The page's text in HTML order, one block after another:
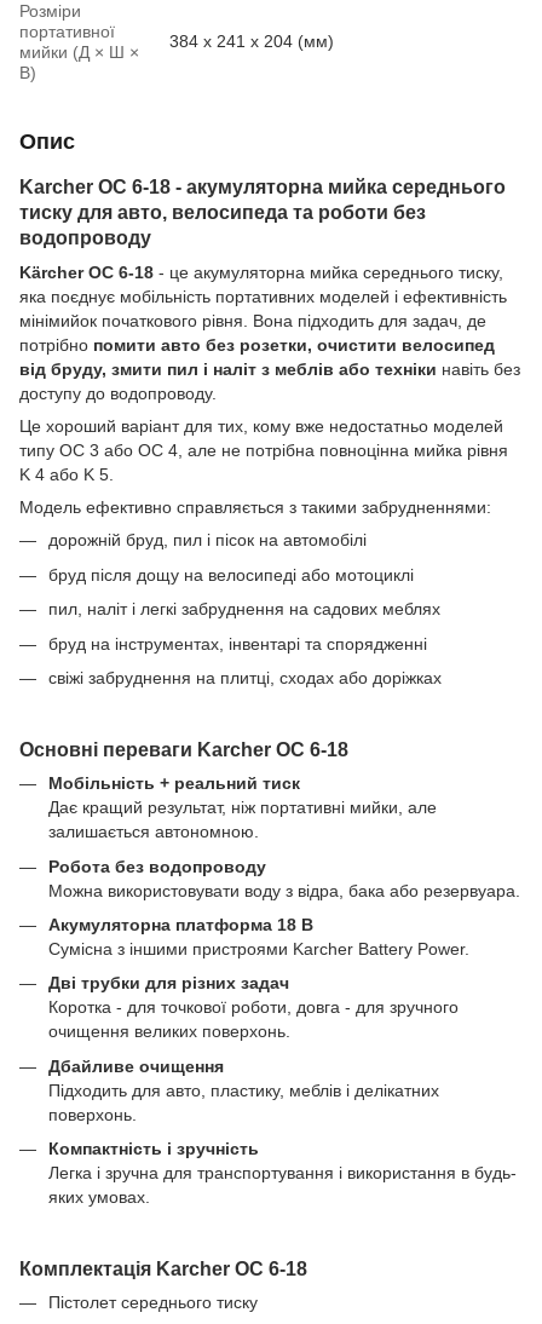
Розміри
портативної
мийки (Д × Ш ×
В)
384 x 241 x 204 (мм)
Опис
Karcher OC 6-18 - акумуляторна мийка середнього
тиску для авто, велосипеда та роботи без
водопроводу
Kärcher OC 6-18 - це акумуляторна мийка середнього тиску,
яка поєднує мобільність портативних моделей і ефективність
мінімийок початкового рівня. Вона підходить для задач, де
потрібно помити авто без розетки, очистити велосипед
від бруду, змити пил і наліт з меблів або техніки навіть без
доступу до водопроводу.
Це хороший варіант для тих, кому вже недостатньо моделей
типу OC 3 або OC 4, але не потрібна повноцінна мийка рівня
K 4 або K 5.
Модель ефективно справляється з такими забрудненнями:
дорожній бруд, пил і пісок на автомобілі
бруд після дощу на велосипеді або мотоциклі
пил, наліт і легкі забруднення на садових меблях
бруд на інструментах, інвентарі та спорядженні
свіжі забруднення на плитці, сходах або доріжках
Основні переваги Karcher OC 6-18
Мобільність + реальний тиск
Дає кращий результат, ніж портативні мийки, але
залишається автономною.
Робота без водопроводу
Можна використовувати воду з відра, бака або резервуара.
Акумуляторна платформа 18 В
Сумісна з іншими пристроями Karcher Battery Power.
Дві трубки для різних задач
Коротка - для точкової роботи, довга - для зручного
очищення великих поверхонь.
Дбайливе очищення
Підходить для авто, пластику, меблів і делікатних
поверхонь.
Компактність і зручність
Легка і зручна для транспортування і використання в будь-
яких умовах.
Комплектація Karcher OC 6-18
Пістолет середнього тиску